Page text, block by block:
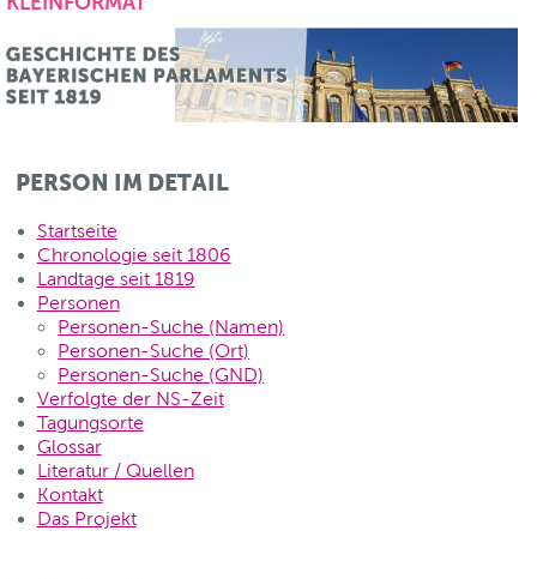
PERSON IM DETAIL
Startseite
Chronologie seit 1806
Landtage seit 1819
Personen
Personen-Suche (Namen)
Personen-Suche (Ort)
Personen-Suche (GND)
Verfolgte der NS-Zeit
Tagungsorte
Glossar
Literatur / Quellen
Kontakt
Das Projekt